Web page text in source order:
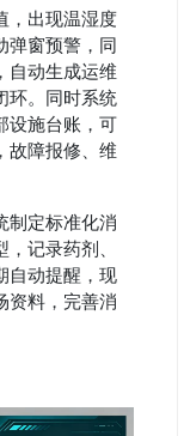
出现温湿度
弹窗预警，同
自动生成运维
环。同时系统
设施台账，可
故障报修、维
定标准化消
记录药剂、
自动提醒，现
资料，完善消